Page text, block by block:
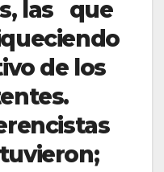
las que
de los